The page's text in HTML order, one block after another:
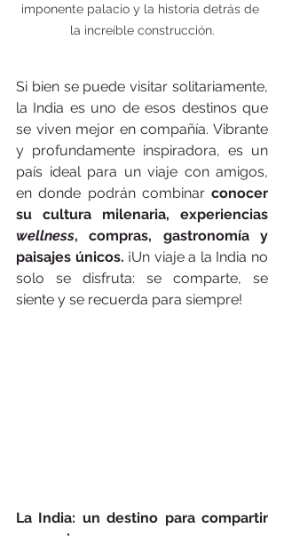
imponente palacio y la historia detrás de
la increíble construcción.
Si bien se puede visitar solitariamente,
la India es uno de esos destinos que
se viven mejor en compañía. Vibrante
y profundamente inspiradora, es un
país ideal para un viaje con amigos,
en donde podrán combinar conocer
wellness, compras, gastronomía y
paisajes únicos. ¡Un viaje a la India no
solo se disfruta: se comparte, se
siente y se recuerda para siempre!
La India: un destino para compartir